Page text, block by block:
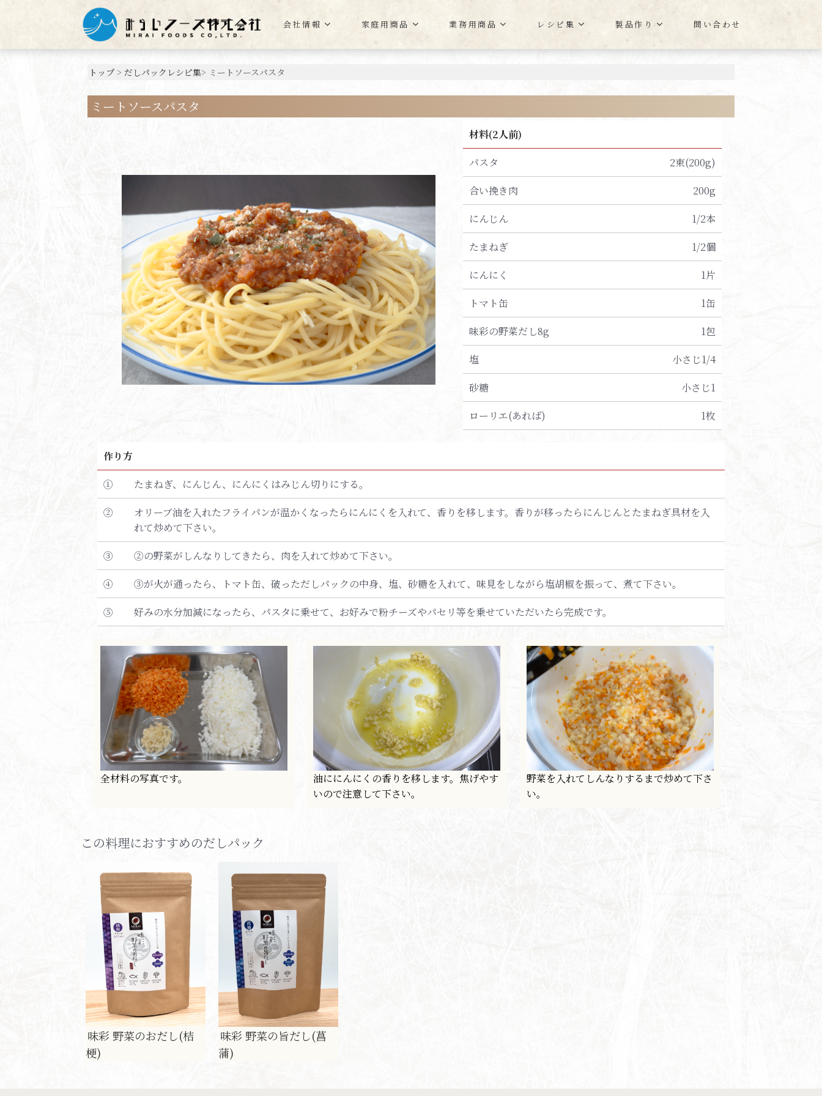
会社情報 家庭用商品 業務用商品 レシピ集 製品作り 問い合わせ
トップ> だしパックレシピ集> ミートソースパスタ
ミートソースパスタ
材料(2人前)
パスタ
2束(200g)
合い挽き肉
200g
にんじん
1/2本
たまねぎ
1/2個
にんにく
1片
トマト缶
1缶
味彩の野菜だし8g
1包
塩
小さじ1/4
砂糖
小さじ1
ローリエ(あれば)
1枚
作り方
①
たまねぎ、にんじん、にんにくはみじん切りにする。
②
オリーブ油を入れたフライパンが温かくなったらにんにくを入れて、香りを移します。香りが移ったらにんじんとたまねぎ具材を入
れて炒めて下さい。
③
②の野菜がしんなりしてきたら、肉を入れて炒めて下さい。
④
③が火が通ったら、トマト缶、破っただしパックの中身、塩、砂糖を入れて、味見をしながら塩胡椒を振って、煮て下さい。
⑤
好みの水分加減になったら、パスタに乗せて、お好みで粉チーズやパセリ等を乗せていただいたら完成です。
全材料の写真です。
油ににんにくの香りを移します。焦げやす
いので注意して下さい。
野菜を入れてしんなりするまで炒めて下さ
い。
この料理におすすめのだしパック
味彩 野菜のおだし(桔
梗)
味彩 野菜の旨だし(菖
蒲)